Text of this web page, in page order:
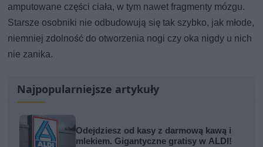
amputowane części ciała, w tym nawet fragmenty mózgu.
Starsze osobniki nie odbudowują się tak szybko, jak młode,
niemniej zdolność do otworzenia nogi czy oka nigdy u nich
nie zanika.
Najpopularniejsze artykuły
Odejdziesz od kasy z darmową kawą i
mlekiem. Gigantyczne gratisy w ALDI!